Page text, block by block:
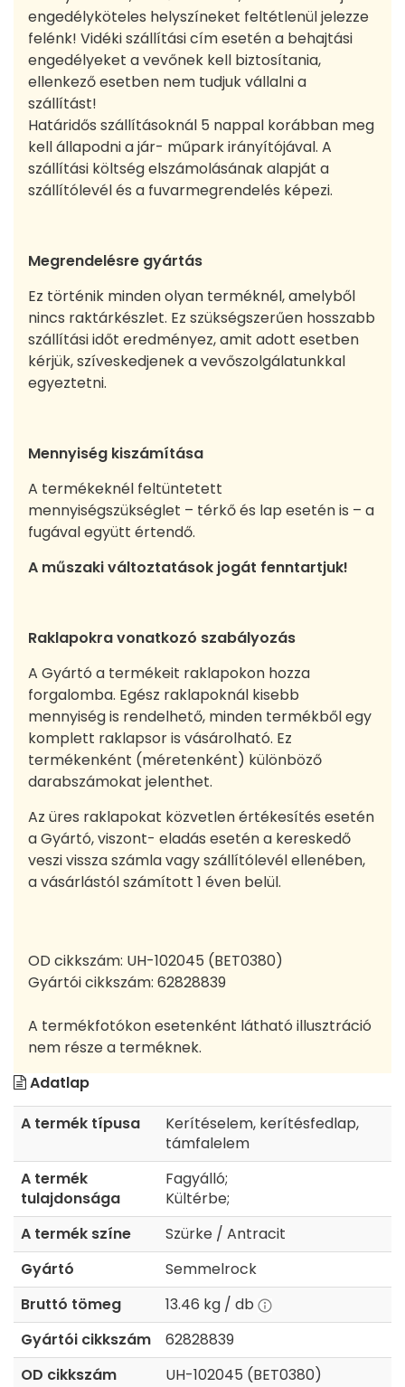
engedélyköteles helyszíneket feltétlenül jelezze
felénk! Vidéki szállítási cím esetén a behajtási
engedélyeket a vevőnek kell biztosítania,
ellenkező esetben nem tudjuk vállalni a
szállítást!
Határidős szállításoknál 5 nappal korábban meg
kell állapodni a jár- műpark irányítójával. A
szállítási költség elszámolásának alapját a
szállítólevél és a fuvarmegrendelés képezi.
Megrendelésre gyártás
Ez történik minden olyan terméknél, amelyből
nincs raktárkészlet. Ez szükségszerűen hosszabb
szállítási időt eredményez, amit adott esetben
kérjük, szíveskedjenek a vevőszolgálatunkkal
egyeztetni.
Mennyiség kiszámítása
A termékeknél feltüntetett
mennyiségszükséglet – térkő és lap esetén is – a
fugával együtt értendő.
A műszaki változtatások jogát fenntartjuk!
Raklapokra vonatkozó szabályozás
A Gyártó a termékeit raklapokon hozza
forgalomba. Egész raklapoknál kisebb
mennyiség is rendelhető, minden termékből egy
komplett raklapsor is vásárolható. Ez
termékenként (méretenként) különböző
darabszámokat jelenthet.
Az üres raklapokat közvetlen értékesítés esetén
a Gyártó, viszont- eladás esetén a kereskedő
veszi vissza számla vagy szállítólevél ellenében,
a vásárlástól számított 1 éven belül.
OD cikkszám: UH-102045 (BET0380)
Gyártói cikkszám: 62828839
A termékfotókon esetenként látható illusztráció
nem része a terméknek.
Adatlap
A termék típusa
Kerítéselem, kerítésfedlap,
támfalelem
A termék
tulajdonsága
Fagyálló;
Kültérbe;
A termék színe
Szürke / Antracit
Gyártó
Semmelrock
Bruttó tömeg
13.46 kg / db
Gyártói cikkszám
62828839
OD cikkszám
UH-102045 (BET0380)